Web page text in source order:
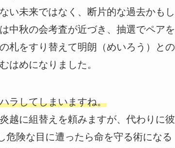
い未来ではなく、断片的な過去かもし
中秋の会考査が近づき、抽選でペアを
札をすり替えて明朗（めいろう）との
はめになりました。
ラしてしまいますね。
越に組替えを頼みますが、代わりに彼
危険な目に遭ったら命を守る術になる